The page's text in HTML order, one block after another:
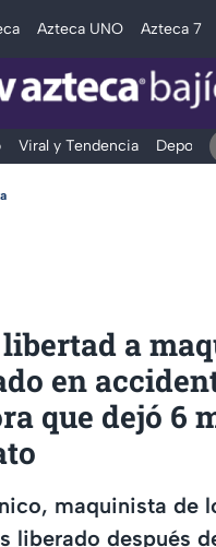
Azteca UNO Azteca 7
Viral y Tendencia Deportes
a
en
que dejó 6
maquinista de
liberado después